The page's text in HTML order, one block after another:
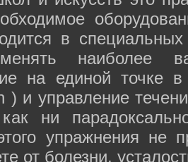
в
наиболее
на единой точке
) и управление
ни
упражнения не
от болезни,